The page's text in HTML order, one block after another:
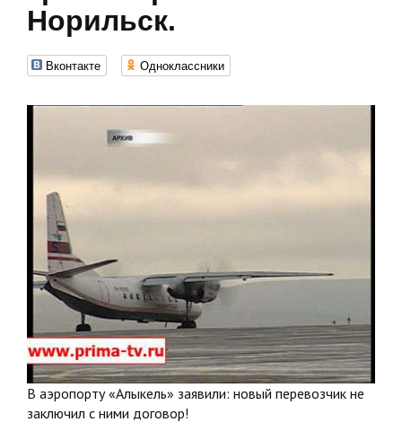
Норильск.
Вконтакте Одноклассники
В аэропорту «Алыкель» заявили: новый перевозчик не
заключил с ними договор!